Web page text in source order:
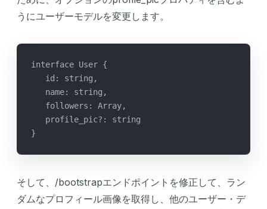
うにユーザーモデルを変更します。
interface User {
   id: string,
   name: string,
   followers: Array,
   profile_pic?: string
}
そして、/bootstrapエンドポイントを修正して、ラン
ダムなプロフィール画像を取得し、他のユーザー・デ